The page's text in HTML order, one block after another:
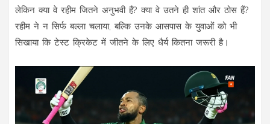
लेकिन क्या वे रहीम जितने अनुभवी हैं? क्या वे उतने ही शांत और ठोस हैं?
रहीम ने न सिर्फ बल्ला चलाया, बल्कि उनके आसपास के युवाओं को भी
सिखाया कि टेस्ट क्रिकेट में जीतने के लिए धैर्य कितना जरूरी है।